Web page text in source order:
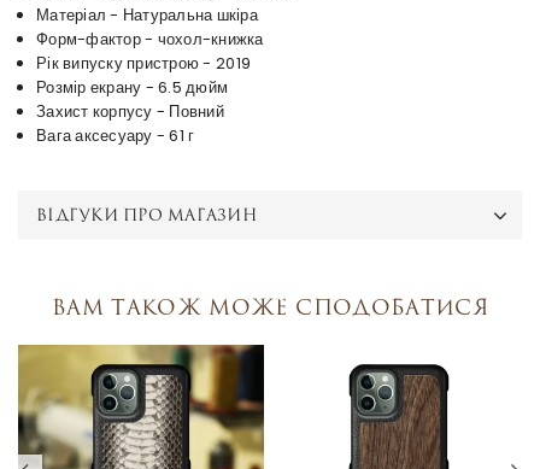
Матеріал - Натуральна шкіра
Форм-фактор - чохол-книжка
Рік випуску пристрою - 2019
Розмір екрану - 6.5 дюйм
Захист корпусу - Повний
Вага аксесуару - 61 г
ВІДГУКИ ПРО МАГАЗИН
Вам також може сподобатися